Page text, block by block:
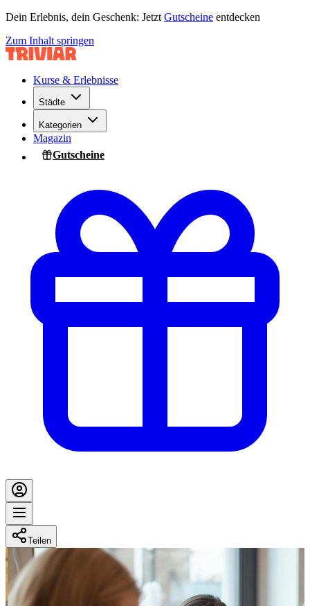
Dein Erlebnis, dein Geschenk: Jetzt Gutscheine entdecken
Zum Inhalt springen
Kurse & Erlebnisse
Städte
Kategorien
Magazin
Gutscheine
Teilen